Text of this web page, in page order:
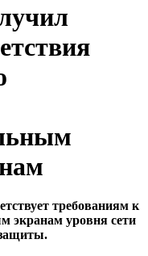
требованиям к
экранам уровня сети